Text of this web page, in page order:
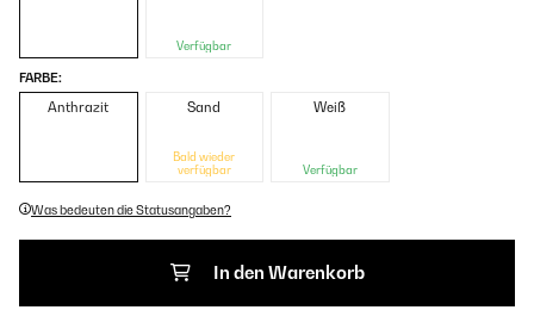
Verfügbar
FARBE:
Anthrazit Sand
Bald wieder
verfügbar
Weiß
Verfügbar
Was bedeuten die Statusangaben?
In den Warenkorb